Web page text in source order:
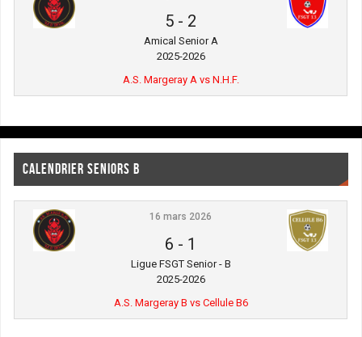
5 - 2
Amical Senior A
2025-2026
A.S. Margeray A vs N.H.F.
CALENDRIER SENIORS B
16 mars 2026
6 - 1
Ligue FSGT Senior - B
2025-2026
A.S. Margeray B vs Cellule B6